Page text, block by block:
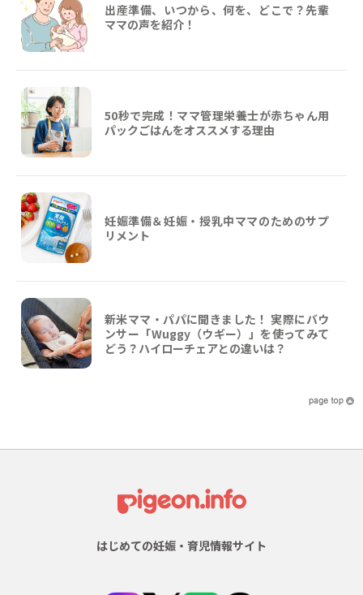
出産準備、いつから、何を、どこで？先輩
ママの声を紹介！
50秒で完成！ママ管理栄養士が赤ちゃん用
パックごはんをオススメする理由
妊娠準備＆妊娠・授乳中ママのためのサプ
リメント
新米ママ・パパに聞きました！ 実際にバウ
ンサー「Wuggy（ウギー）」を使ってみて
どう？ハイローチェアとの違いは？
はじめての妊娠・育児情報サイト